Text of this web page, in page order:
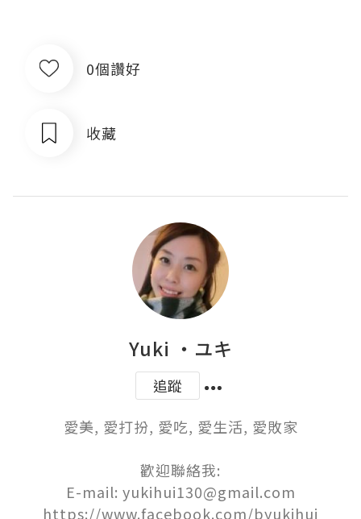
0個讚好
收藏
Yuki ‧ユキ
追蹤
愛美, 愛打扮, 愛吃, 愛生活, 愛敗家
歡迎聯絡我:
E-mail: yukihui130@gmail.com